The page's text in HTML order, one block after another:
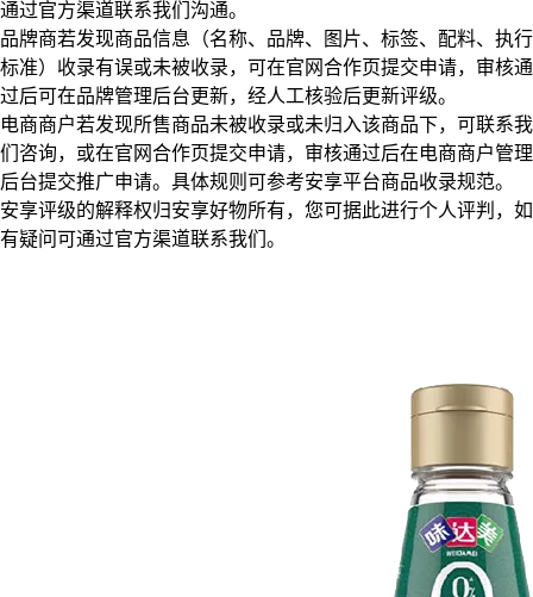
通过官方渠道联系我们沟通。
品牌商若发现商品信息（名称、品牌、图片、标签、配料、执行
标准）收录有误或未被收录，可在官网合作页提交申请，审核通
过后可在品牌管理后台更新，经人工核验后更新评级。
电商商户若发现所售商品未被收录或未归入该商品下，可联系我
们咨询，或在官网合作页提交申请，审核通过后在电商商户管理
后台提交推广申请。具体规则可参考安享平台商品收录规范。
安享评级的解释权归安享好物所有，您可据此进行个人评判，如
有疑问可通过官方渠道联系我们。